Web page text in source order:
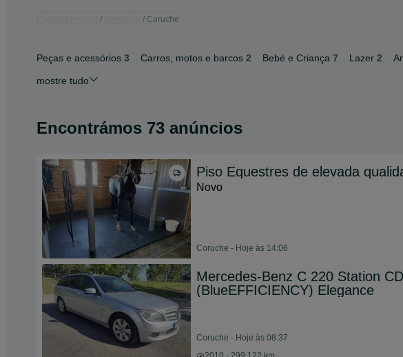
Coruche
Peças e acessórios 3 Carros, motos e barcos 2 Bebé e Criança 7 Lazer 2
mostre tudo
Encontrámos 73 anúncios
Piso Equestres de elevada
Novo
Coruche - Hoje às 14:06
Mercedes-Benz C 220 Station
(BlueEFFICIENCY) Elegance
Coruche - Hoje às 08:37